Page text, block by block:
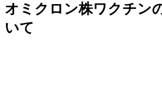
オミクロン株ワクチン
いて